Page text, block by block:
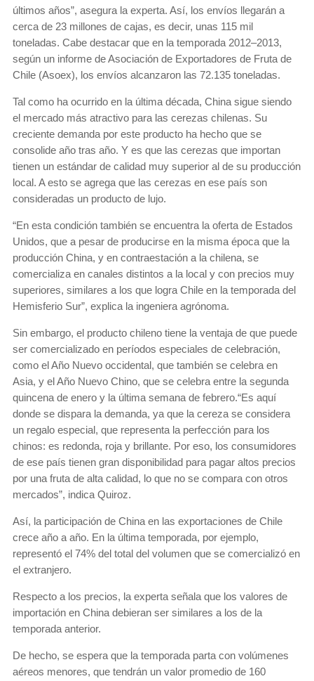
últimos años”, asegura la experta. Así, los envíos llegarán a
cerca de 23 millones de cajas, es decir, unas 115 mil
toneladas. Cabe destacar que en la temporada 2012–2013,
según un informe de Asociación de Exportadores de Fruta de
Chile (Asoex), los envíos alcanzaron las 72.135 toneladas.
Tal como ha ocurrido en la última década, China sigue siendo
el mercado más atractivo para las cerezas chilenas. Su
creciente demanda por este producto ha hecho que se
consolide año tras año. Y es que las cerezas que importan
tienen un estándar de calidad muy superior al de su producción
local. A esto se agrega que las cerezas en ese país son
consideradas un producto de lujo.
“En esta condición también se encuentra la oferta de Estados
Unidos, que a pesar de producirse en la misma época que la
producción China, y en contraestación a la chilena, se
comercializa en canales distintos a la local y con precios muy
superiores, similares a los que logra Chile en la temporada del
Hemisferio Sur”, explica la ingeniera agrónoma.
Sin embargo, el producto chileno tiene la ventaja de que puede
ser comercializado en períodos especiales de celebración,
como el Año Nuevo occidental, que también se celebra en
Asia, y el Año Nuevo Chino, que se celebra entre la segunda
quincena de enero y la última semana de febrero.“Es aquí
donde se dispara la demanda, ya que la cereza se considera
un regalo especial, que representa la perfección para los
chinos: es redonda, roja y brillante. Por eso, los consumidores
de ese país tienen gran disponibilidad para pagar altos precios
por una fruta de alta calidad, lo que no se compara con otros
mercados”, indica Quiroz.
Así, la participación de China en las exportaciones de Chile
crece año a año. En la última temporada, por ejemplo,
representó el 74% del total del volumen que se comercializó en
el extranjero.
Respecto a los precios, la experta señala que los valores de
importación en China debieran ser similares a los de la
temporada anterior.
De hecho, se espera que la temporada parta con volúmenes
aéreos menores, que tendrán un valor promedio de 160